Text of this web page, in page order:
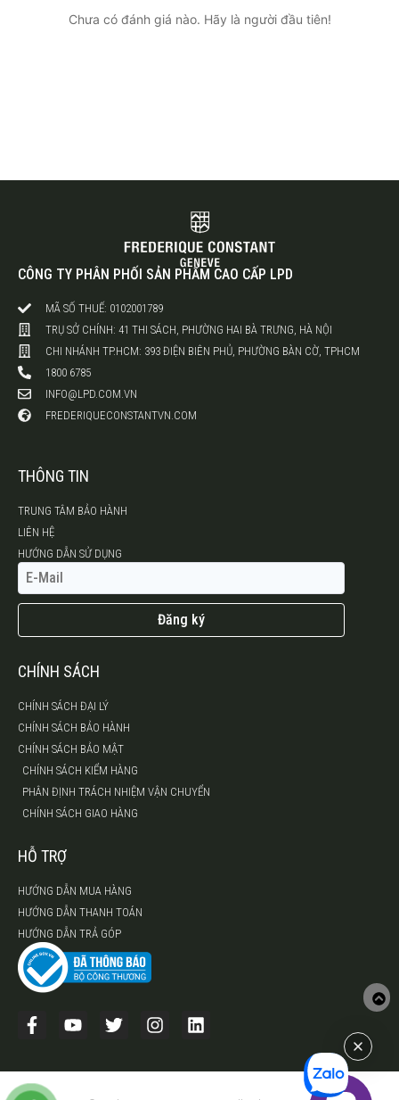
Chưa có đánh giá nào. Hãy là người đầu tiên!
CÔNG TY PHÂN PHỐI SẢN PHẨM CAO CẤP LPD
MÃ SỐ THUẾ: 0102001789
TRỤ SỞ CHÍNH: 41 THI SÁCH, PHƯỜNG HAI BÀ TRƯNG, HÀ NỘI
CHI NHÁNH TP.HCM: 393 ĐIỆN BIÊN PHỦ, PHƯỜNG BÀN CỜ, TPHCM
1800 6785
INFO@LPD.COM.VN
FREDERIQUECONSTANTVN.COM
THÔNG TIN
TRUNG TÂM BẢO HÀNH
LIÊN HỆ
HƯỚNG DẪN SỬ DỤNG
Đăng ký
CHÍNH SÁCH
CHÍNH SÁCH ĐẠI LÝ
CHÍNH SÁCH BẢO HÀNH
CHÍNH SÁCH BẢO MẬT
CHÍNH SÁCH KIỂM HÀNG
PHÂN ĐỊNH TRÁCH NHIỆM VẬN CHUYỂN
CHÍNH SÁCH GIAO HÀNG
HỖ TRỢ
HƯỚNG DẪN MUA HÀNG
HƯỚNG DẪN THANH TOÁN
HƯỚNG DẪN TRẢ GÓP